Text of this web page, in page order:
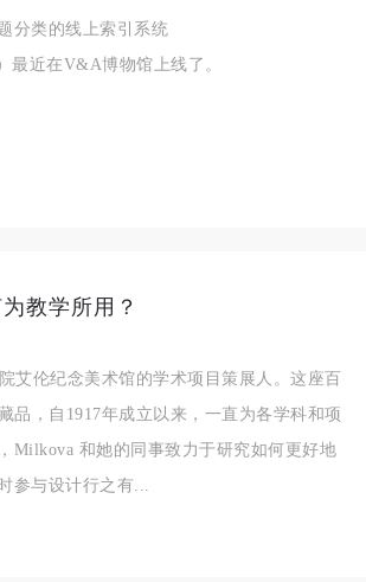
分类的线上索引系统
最近在V&A博物馆上线了。
教学所用？
艾伦纪念美术馆的学术项目策展人。这座百
品，自1917年成立以来，一直为各学科和项
Milkova 和她的同事致力于研究如何更好地
参与设计行之有...
活动中任
活动者根据
任和经济
备、设施
故障或损
损失。活
以及 最高人
见（试行）>
义务关
如下一致
活动中任
活动者根据
任和经济
备、设施
故障或损
损失。活
以及 最高人
见（试行）>
义务关
如下一致
活动中任
活动者根据
任和经济
备、设施
故障或损
损失。活
以及 最高人
见（试行）>
义务关
如下一致